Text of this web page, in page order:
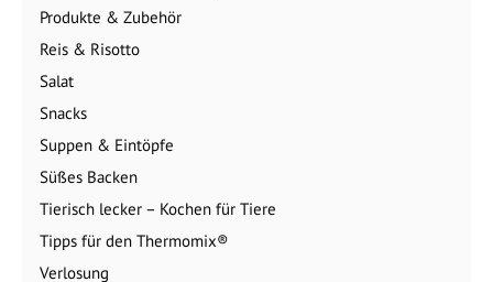
Produkte & Zubehör
Reis & Risotto
Salat
Snacks
Suppen & Eintöpfe
Süßes Backen
Tierisch lecker – Kochen für Tiere
Tipps für den Thermomix®
Verlosung